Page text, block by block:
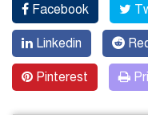
Facebook
Linkedin
Pinterest